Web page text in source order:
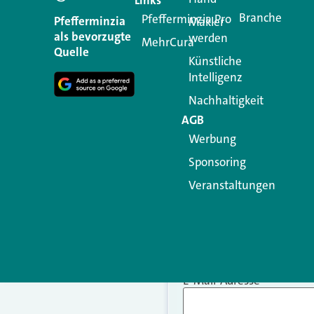
Ihre E-Mail-Adresse wird
Kommentar
E-Mail-Adresse*
Pfefferminzia
als bevorzugte
Quelle
Pfefferminzia.Pro
MehrCura
Makler
werden
Künstliche
Intelligenz
Nachhaltigkeit
AGB
Werbung
Sponsoring
Veranstaltungen
Branche